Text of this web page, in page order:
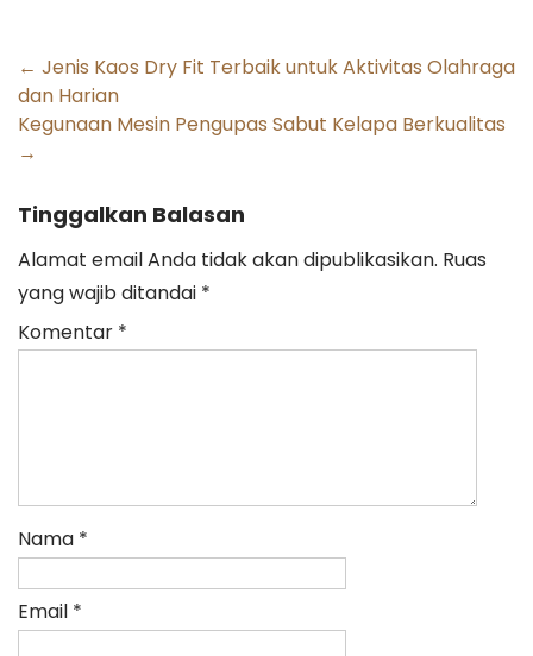
Post
navigation
← Jenis Kaos Dry Fit Terbaik untuk Aktivitas Olahraga
dan Harian
Kegunaan Mesin Pengupas Sabut Kelapa Berkualitas
→
Tinggalkan Balasan
Alamat email Anda tidak akan dipublikasikan. Ruas
yang wajib ditandai *
Komentar *
Nama *
Email *